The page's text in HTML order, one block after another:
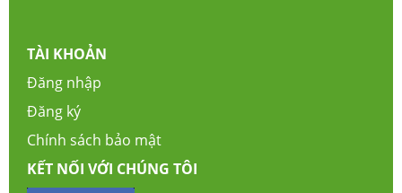
TÀI KHOẢN
Đăng nhập
Đăng ký
Chính sách bảo mật
KẾT NỐI VỚI CHÚNG TÔI